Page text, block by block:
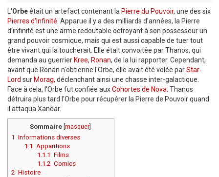
L'Orbeétait un artefact contenant la Pierre du Pouvoir, une des six
Pierres d'Infinité. Apparue il y a des milliards d'années, la Pierre
d'infinité est une arme redoutable octroyant à son possesseur un
grand pouvoir cosmique, mais qui est aussi capable de tuer tout
être vivant qui la toucherait. Elle était convoitée par Thanos, qui
demanda au guerrier Kree, Ronan, de la lui rapporter. Cependant,
avant que Ronan n'obtienne l'Orbe, elle avait été volée parStar-
Lord sur Morag, déclenchant ainsi une chasse inter-galactique.
Face à cela, l'Orbe fut confiée auxCohortes de Nova. Thanos
détruira plus tard l'Orbe pour récupérer la Pierre de Pouvoir quand
il attaqua Xandar.
Sommaire[ masquer]
1 Informations diverses
1.1 Apparitions
1.1.1
Films
1.1.2 Comics
2 Histoire